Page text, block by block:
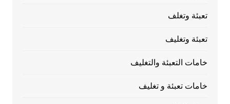
تعبئة وتغلف
تعبئة وتغليف
خامات التعبئة والتغليف
خامات تعبئة و تغليف